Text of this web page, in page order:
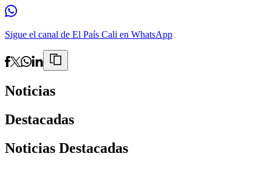
Sigue el canal de El País Cali en WhatsApp
Noticias
Destacadas
Noticias Destacadas